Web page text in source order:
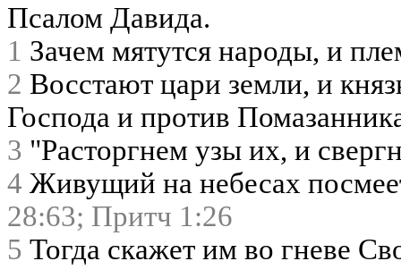
Псалом Давида.
1 Зачем мятутся народы, и
2 Восстают цари земли, и
Господа и против
3 "Расторгнем узы их, и
4 Живущий на небесах
28:63; Притч 1:26
5 Тогда скажет им во гневе